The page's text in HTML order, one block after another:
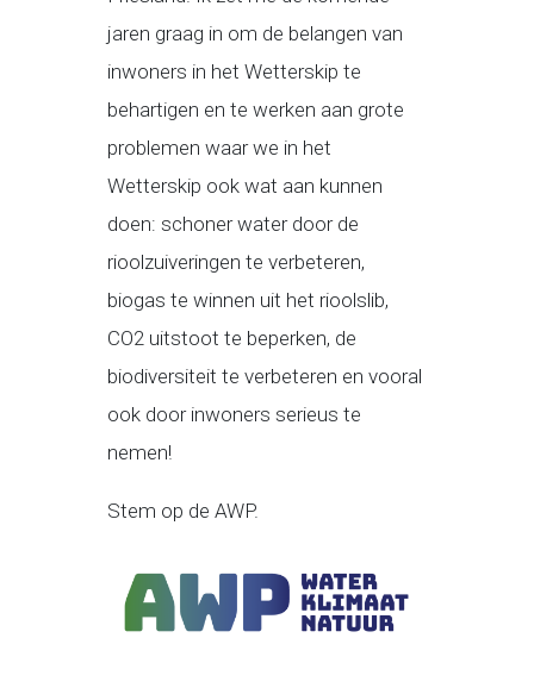
jaren graag in om de belangen van
inwoners in het Wetterskip te
behartigen en te werken aan grote
problemen waar we in het
Wetterskip ook wat aan kunnen
doen: schoner water door de
rioolzuiveringen te verbeteren,
biogas te winnen uit het rioolslib,
CO2 uitstoot te beperken, de
biodiversiteit te verbeteren en vooral
ook door inwoners serieus te
nemen!
Stem op de AWP.